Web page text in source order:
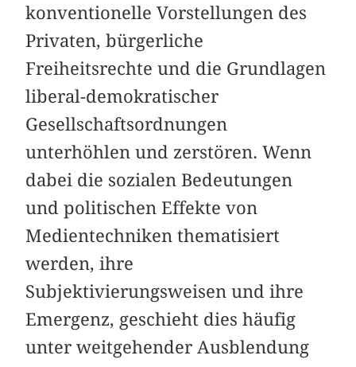
konventionelle Vorstellungen des
Privaten, bürgerliche
Freiheitsrechte und die Grundlagen
liberal-demokratischer
Gesellschaftsordnungen
unterhöhlen und zerstören. Wenn
dabei die sozialen Bedeutungen
und politischen Effekte von
Medientechniken thematisiert
werden, ihre
Subjektivierungsweisen und ihre
Emergenz, geschieht dies häufig
unter weitgehender Ausblendung